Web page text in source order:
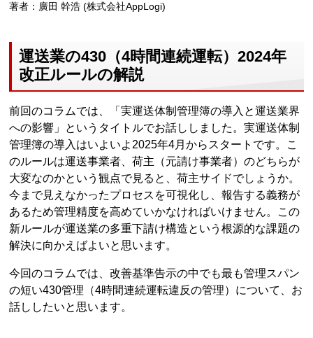
著者：廣田 幹浩 (株式会社AppLogi)
運送業の430（4時間連続運転）2024年
改正ルールの解説
前回のコラムでは、「実運送体制管理簿の導入と運送業界
への影響」というタイトルでお話ししました。実運送体制
管理簿の導入はいよいよ2025年4月からスタートです。こ
のルールは運送事業者、荷主（元請け事業者）のどちらが
大変なのかという観点で見ると、荷主サイドでしょうか。
今まで見えなかったプロセスを可視化し、報告する義務が
あるため管理精度を高めていかなければいけません。この
新ルールが運送業の多重下請け構造という根源的な課題の
解決に向かえばよいと思います。
今回のコラムでは、改善基準告示の中でも最も管理スパン
の短い430管理（4時間連続運転違反の管理）について、お
話ししたいと思います。